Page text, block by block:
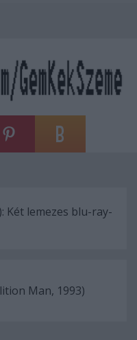
Két lemezes blu-ray-
Man, 1993)